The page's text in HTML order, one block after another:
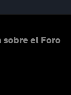
sobre el Foro